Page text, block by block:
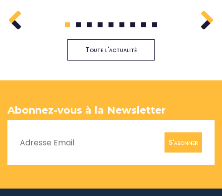
1 2 3 4 5 6 7 8 9
Toute l'actualité
Abonnez-vous à la Newsletter
S'abonner